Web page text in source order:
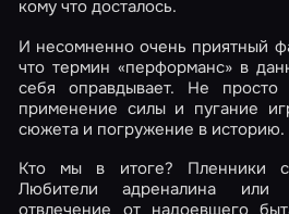
кому что досталось.
И несомненно очень приятный
что термин «перформанс» в
себя оправдывает. Не
применение силы и пугание
сюжета и погружение в историю.
Кто мы в итоге? Пленники
Любители адреналина или